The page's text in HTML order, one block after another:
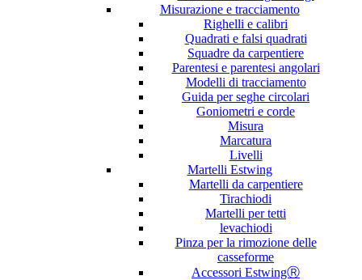
Misurazione e tracciamento
Righelli e calibri
Quadrati e falsi quadrati
Squadre da carpentiere
Parentesi e parentesi angolari
Modelli di tracciamento
Guida per seghe circolari
Goniometri e corde
Misura
Marcatura
Livelli
Martelli Estwing
Martelli da carpentiere
Tirachiodi
Martelli per tetti
levachiodi
Pinza per la rimozione delle
casseforme
Accessori EstwingⓇ